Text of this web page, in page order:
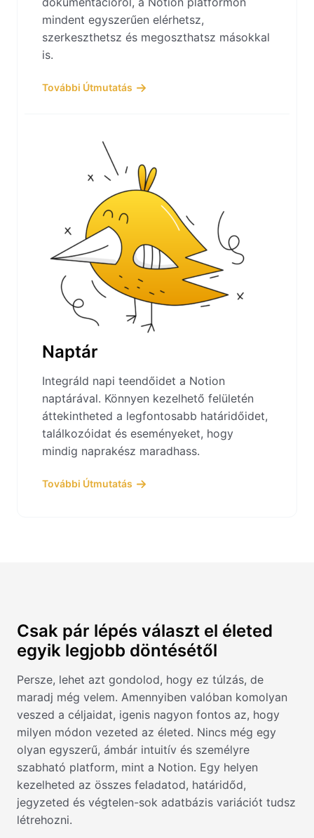
mindent egyszerűen elérhetsz,
szerkeszthetsz és megoszthatsz másokkal
is.
További Útmutatás
Naptár
Integráld napi teendőidet a Notion
naptárával. Könnyen kezelhető felületén
áttekintheted a legfontosabb határidőidet,
találkozóidat és eseményeket, hogy
mindig naprakész maradhass.
További Útmutatás
Csak pár lépés választ el életed
egyik legjobb döntésétől
Persze, lehet azt gondolod, hogy ez túlzás, de
maradj még velem. Amennyiben valóban komolyan
veszed a céljaidat, igenis nagyon fontos az, hogy
milyen módon vezeted az életed. Nincs még egy
olyan egyszerű, ámbár intuitív és személyre
szabható platform, mint a Notion. Egy helyen
kezelheted az összes feladatod, határidőd,
jegyzeted és végtelen-sok adatbázis variációt tudsz
létrehozni.